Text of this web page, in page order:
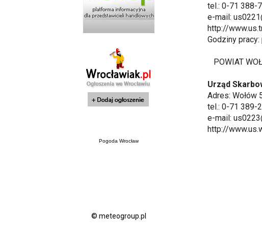
tel.: 0-71 388-
e-mail:
http://
Godziny pracy:
POWIAT
Urząd
Adres: Wołów
tel.: 0-71 389-
e-mail:
http://
Pogoda Wrocław
© meteogroup.pl